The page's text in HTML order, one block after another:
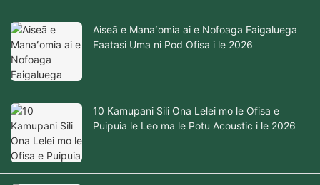
Aiseā e Manaʻomia ai e Nofoaga Faigaluega
Faatasi Uma ni Pod Ofisa i le 2026
10 Kamupani Sili Ona Lelei mo le Ofisa e
Puipuia le Leo ma le Potu Acoustic i le 2026